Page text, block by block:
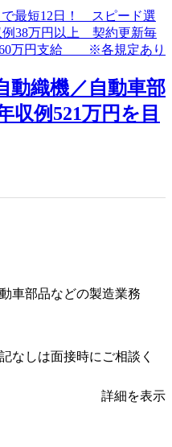
動織機／自動車部
収例521万円を目
車部品などの製造業務
なしは面接時にご相談く
詳細を表示